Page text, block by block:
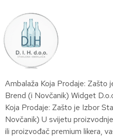
Ambalaža Koja Prodaje: Zašto
Brend (i Novčanik) Widget
Koja Prodaje: Zašto je Izbor
Novčanik) U svijetu
ili proizvođač premium likera,